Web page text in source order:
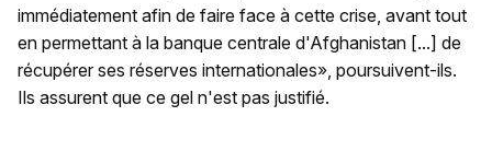
immédiatement afin de faire face à cette crise, avant tout
en permettant à la banque centrale d'Afghanistan [...] de
récupérer ses réserves internationales», poursuivent-ils.
Ils assurent que ce gel n'est pas justifié.